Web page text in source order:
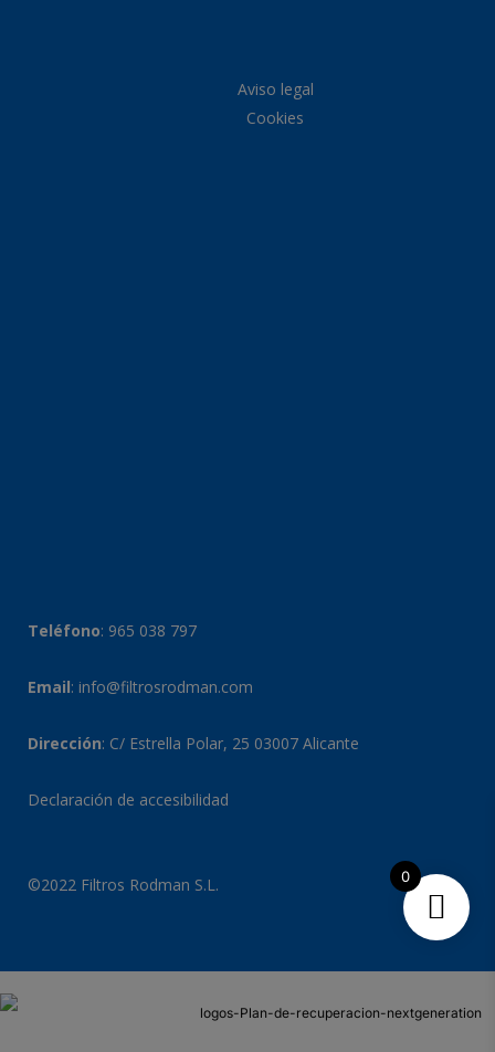
Aviso legal
Cookies
Teléfono: 965 038 797
Email: info@filtrosrodman.com
Dirección: C/ Estrella Polar, 25 03007 Alicante
Declaración de accesibilidad
©2022 Filtros Rodman S.L. 0